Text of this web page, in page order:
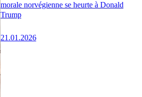
morale norvégienne se heurte à Donald
Trump
21.01.2026